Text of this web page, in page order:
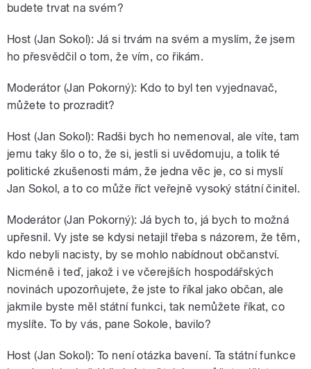
budete trvat na svém?
Host (Jan Sokol): Já si trvám na svém a myslím, že jsem
ho přesvědčil o tom, že vím, co řikám.
Moderátor (Jan Pokorný): Kdo to byl ten vyjednavač,
můžete to prozradit?
Host (Jan Sokol): Radši bych ho nemenoval, ale víte, tam
jemu taky šlo o to, že si, jestli si uvědomuju, a tolik té
politické zkušenosti mám, že jedna věc je, co si myslí
Jan Sokol, a to co může říct veřejně vysoký státní činitel.
Moderátor (Jan Pokorný): Já bych to, já bych to možná
upřesnil. Vy jste se kdysi netajil třeba s názorem, že těm,
kdo nebyli nacisty, by se mohlo nabídnout občanství.
Nicméně i teď, jakož i ve včerejších hospodářských
novinách upozorňujete, že jste to říkal jako občan, ale
jakmile byste měl státní funkci, tak nemůžete říkat, co
myslíte. To by vás, pane Sokole, bavilo?
Host (Jan Sokol): To není otázka bavení. Ta státní funkce